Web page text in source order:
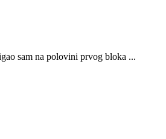
sam na polovini prvog bloka ...